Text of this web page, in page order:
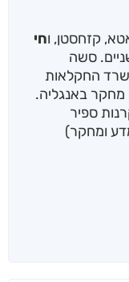
חי
לשניים. סשה
החקלאות
באנגליה.
קרנות ספיר
ומחקר)